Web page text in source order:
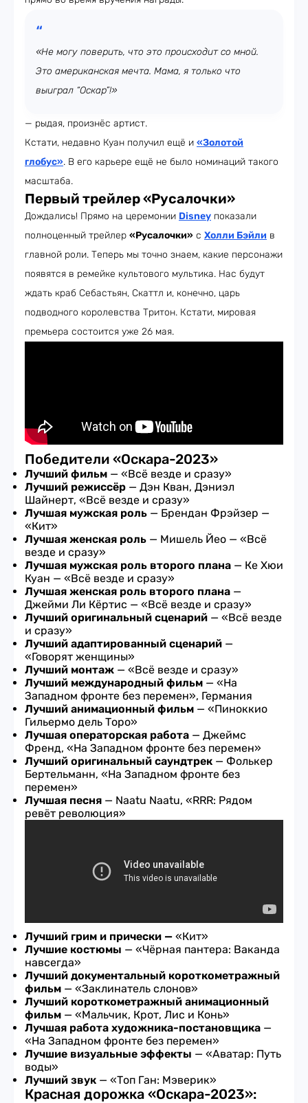
«Не могу поверить, что это происходит со мной.
Это американская мечта. Мама, я только что
выиграл “Оскар”!»
— рыдая, произнёс артист.
Кстати, недавно Куан получил ещё и «Золотой
глобус». В его карьере ещё не было номинаций такого
масштаба.
Первый трейлер «Русалочки»
Дождались! Прямо на церемонии Disney показали
полноценный трейлер «Русалочки» с Холли Бэйли в
главной роли. Теперь мы точно знаем, какие персонажи
появятся в ремейке культового мультика. Нас будут
ждать краб Себастьян, Скаттл и, конечно, царь
подводного королевства Тритон. Кстати, мировая
премьера состоится уже 26 мая.
Победители «Оскара-2023»
Лучший фильм — «Всё везде и сразу»
Лучший режиссёр — Дэн Кван, Дэниэл
Шайнерт, «Всё везде и сразу»
Лучшая мужская роль — Брендан Фрэйзер —
«Кит»
Лучшая женская роль — Мишель Йео — «Всё
везде и сразу»
Лучшая мужская роль второго плана — Ке Хюи
Куан — «Всё везде и сразу»
Лучшая женская роль второго плана —
Джейми Ли Кёртис — «Всё везде и сразу»
Лучший оригинальный сценарий — «Всё везде
и сразу»
Лучший адаптированный сценарий —
«Говорят женщины»
Лучший монтаж — «Всё везде и сразу»
Лучший международный фильм — «На
Западном фронте без перемен», Германия
Лучший анимационный фильм — «Пиноккио
Гильермо дель Торо»
Лучшая операторская работа — Джеймс
Френд, «На Западном фронте без перемен»
Лучший оригинальный саундтрек — Фолькер
Бертельманн, «На Западном фронте без
перемен»
Лучшая песня — Naatu Naatu, «RRR: Рядом
ревёт революция»
Лучший грим и прически — «Кит»
Лучшие костюмы — «Чёрная пантера: Ваканда
навсегда»
Лучший документальный короткометражный
фильм — «Заклинатель слонов»
Лучший короткометражный анимационный
фильм — «Мальчик, Крот, Лис и Конь»
Лучшая работа художника-постановщика —
«На Западном фронте без перемен»
Лучшие визуальные эффекты — «Аватар: Путь
воды»
Лучший звук — «Топ Ган: Мэверик»
Красная дорожка «Оскара-2023»: